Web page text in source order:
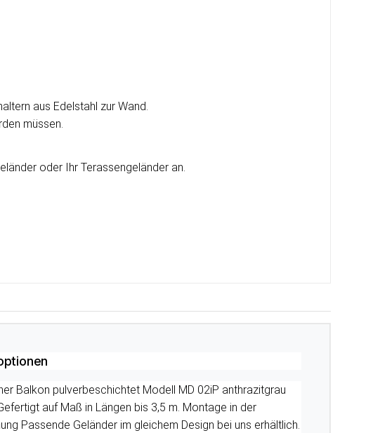
aus Edelstahl zur Wand.
müssen.
oder Ihr Terassengeländer an.
Balkon pulverbeschichtet Modell MD 02iP anthrazitgrau
auf Maß in Längen bis 3,5 m. Montage in der
Passende Geländer im gleichem Design bei uns erhältlich.